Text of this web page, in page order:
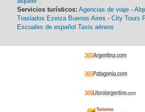
Servicios turísticos: Agencias de viaje -
Traslados Ezeiza Buenos Aires - City Tours
Escuales de español Taxis aéreos